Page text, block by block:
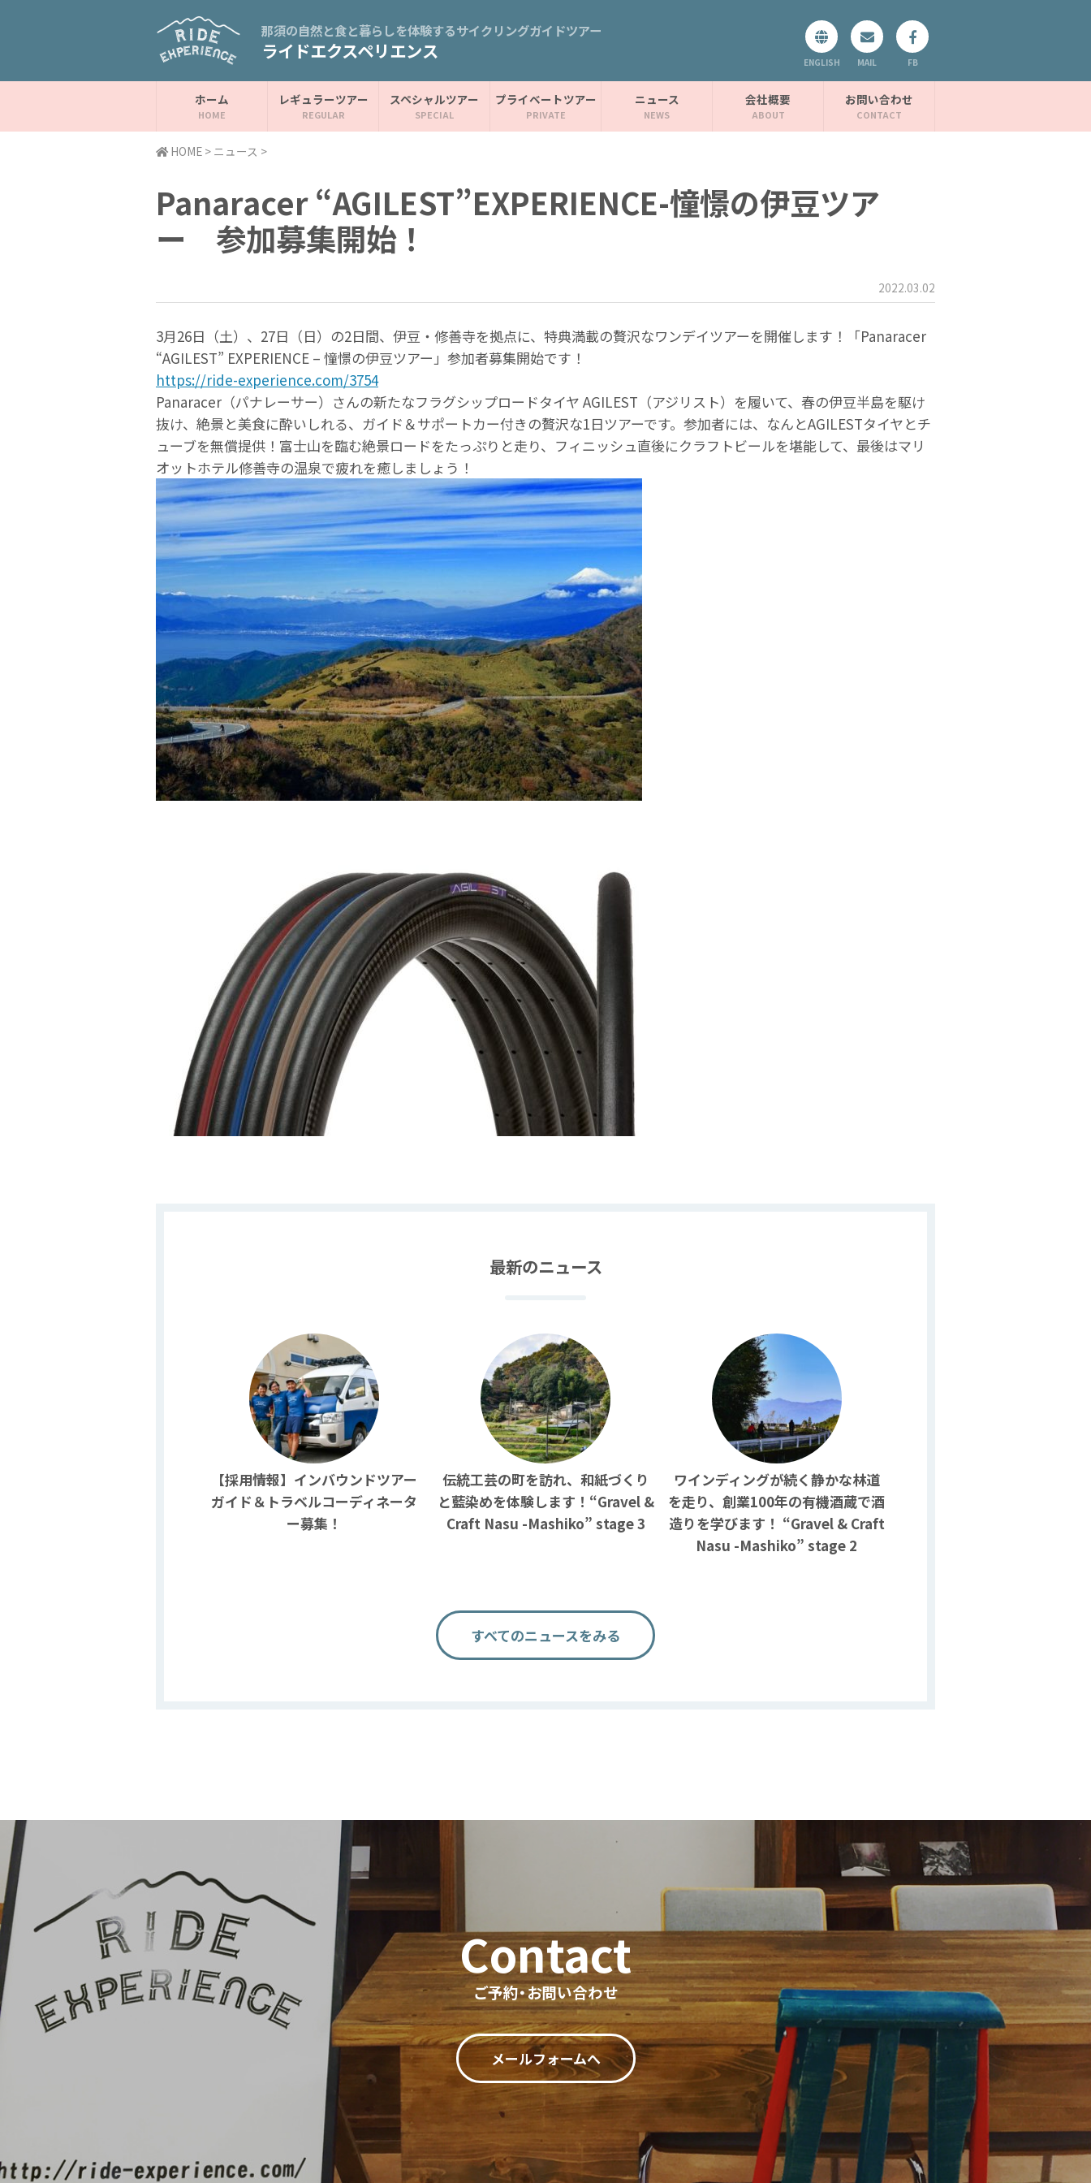
那須の自然と食と暮らしを体験するサイクリングガイドツアー
ライドエクスペリエンス ENGLISH MAIL FB
ホーム レギュラーツアー スペシャルツアー プライベートツアー ニュース 会社概要 お問い合わせ
HOME > ニュース >
Panaracer “AGILEST”EXPERIENCE-憧憬の伊豆ツア
ー 参加募集開始！
2022.03.02
3月26日（土）、27日（日）の2日間、伊豆・修善寺を拠点に、特典満載の贅沢なワンデイツアーを開催します！「Panaracer
“AGILEST” EXPERIENCE – 憧憬の伊豆ツアー」参加者募集開始です！
https://ride-experience.com/3754
Panaracer（パナレーサー）さんの新たなフラグシップロードタイヤ AGILEST（アジリスト）を履いて、春の伊豆半島を駆け
抜け、絶景と美食に酔いしれる、ガイド＆サポートカー付きの贅沢な1日ツアーです。参加者には、なんとAGILESTタイヤとチ
ューブを無償提供！富士山を臨む絶景ロードをたっぷりと走り、フィニッシュ直後にクラフトビールを堪能して、最後はマリ
オットホテル修善寺の温泉で疲れを癒しましょう！
最新のニュース
【採用情報】インバウンドツアー
ガイド＆トラベルコーディネータ
ー募集！
伝統工芸の町を訪れ、和紙づくり
と藍染めを体験します！“Gravel &
Craft Nasu -Mashiko” stage 3
ワインディングが続く静かな林道
を走り、創業100年の有機酒蔵で酒
造りを学びます！ “Gravel & Craft
Nasu -Mashiko” stage 2
すべてのニュースをみる
ご予約・お問い合わせ
メールフォームへ